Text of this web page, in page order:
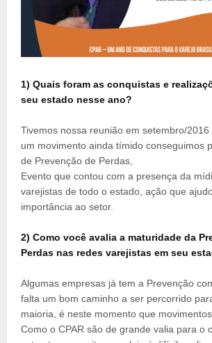
1) Quais foram as conquistas e
seu estado nesse ano?
Tivemos nossa reunião em setembro/
um movimento ainda tímido conseguimos
de Prevenção de Perdas,
Evento que contou com a presença da
varejistas de todo o estado, ação que
importância ao setor.
2) Como você avalia a maturidade da
Perdas nas redes varejistas em seu
Algumas empresas já tem a Prevenção
falta um bom caminho a ser percorrido
maioria, é neste momento que movimentos
Como o CPAR são de grande valia para o